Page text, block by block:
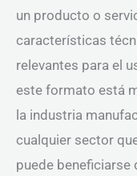
un producto o
características
relevantes para el
este formato está
la industria
cualquier sector
puede beneficiarse